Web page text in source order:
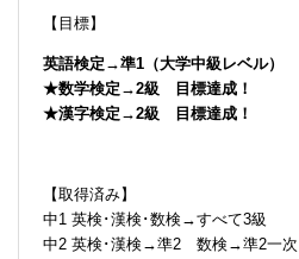
【目標】
英語検定→準1（大学中級レベル）
★数学検定→2級 目標達成！
★漢字検定→2級 目標達成！
【取得済み】
中1 英検･漢検･数検→すべて3級
中2 英検･漢検→準2 数検→準2一次